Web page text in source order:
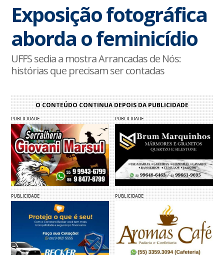
Exposição fotográfica
aborda o feminicídio
UFFS sedia a mostra Arrancadas de Nós:
histórias que precisam ser contadas
O CONTEÚDO CONTINUA DEPOIS DA PUBLICIDADE
PUBLICIDADE PUBLICIDADE
PUBLICIDADE PUBLICIDADE